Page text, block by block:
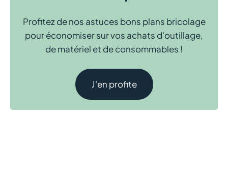
Profitez de nos astuces bons plans bricolage
pour économiser sur vos achats d'outillage,
de matériel et de consommables !
J'en profite